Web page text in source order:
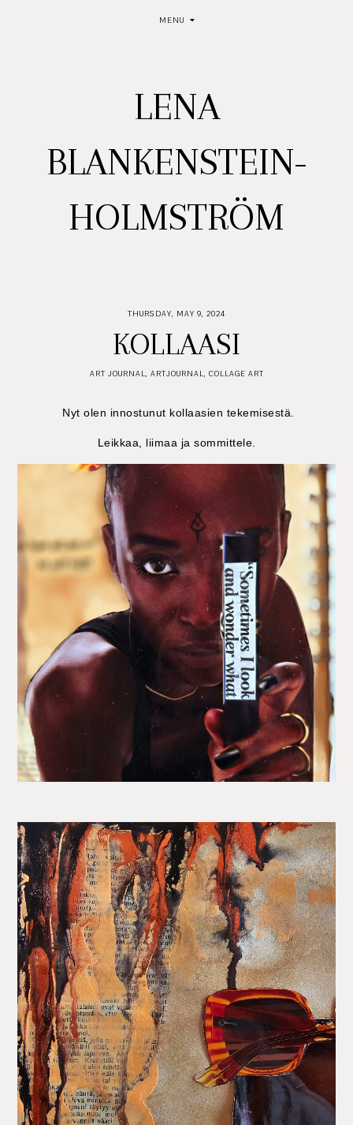
MENU
LENA
BLANKENSTEIN-
HOLMSTRÖM
THURSDAY, MAY 9, 2024
KOLLAASI
ART JOURNAL, ARTJOURNAL, COLLAGE ART
Nyt olen innostunut kollaasien tekemisestä.
Leikkaa, liimaa ja sommittele.